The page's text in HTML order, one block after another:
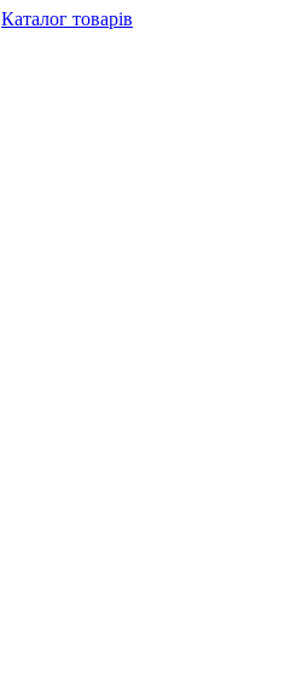
Каталог товарів